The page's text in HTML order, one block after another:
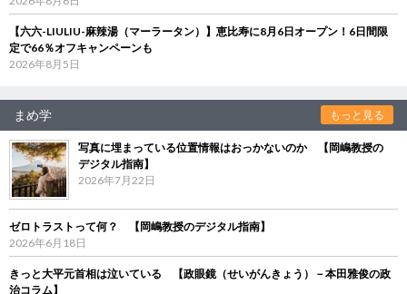
【六六-LIULIU-麻辣湯（マーラータン）】恵比寿に8月6日オープン！6日間限
定で66％オフキャンペーンも
2026年8月5日
まめ学 もっと見る
写真に埋まっている位置情報はおっかないのか 【岡嶋教授の
デジタル指南】
2026年7月22日
ゼロトラストって何？ 【岡嶋教授のデジタル指南】
2026年6月18日
きっと大平元首相は泣いている 【政眼鏡（せいがんきょう）－本田雅俊の政
治コラム】